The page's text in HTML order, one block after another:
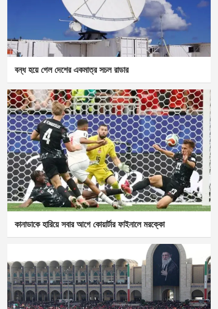
বন্ধ হয়ে গেল দেশের একমাত্র সচল রাডার
কানাডাকে হারিয়ে সবার আগে কোয়ার্টার ফাইনালে মরক্কো